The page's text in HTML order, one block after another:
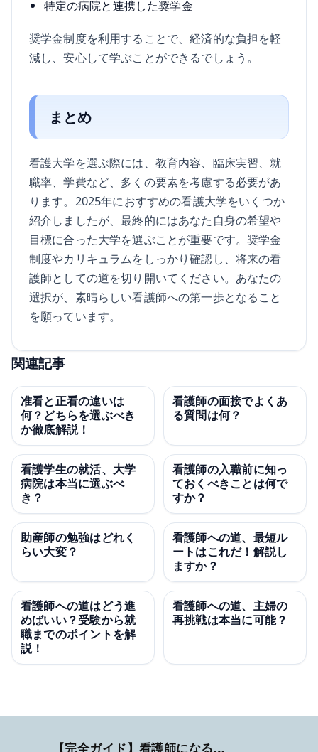
特定の病院と連携した奨学金
奨学金制度を利用することで、経済的な負担を軽
減し、安心して学ぶことができるでしょう。
まとめ
看護大学を選ぶ際には、教育内容、臨床実習、就
職率、学費など、多くの要素を考慮する必要があ
ります。2025年におすすめの看護大学をいくつか
紹介しましたが、最終的にはあなた自身の希望や
目標に合った大学を選ぶことが重要です。奨学金
制度やカリキュラムをしっかり確認し、将来の看
護師としての道を切り開いてください。あなたの
選択が、素晴らしい看護師への第一歩となること
を願っています。
関連記事
准看と正看の違いは
何？どちらを選ぶべき
か徹底解説！
看護師の面接でよくあ
る質問は何？
看護学生の就活、大学
病院は本当に選ぶべ
き？
看護師の入職前に知っ
ておくべきことは何で
すか？
助産師の勉強はどれく
らい大変？
看護師への道、最短ル
ートはこれだ！解説し
ますか？
看護師への道はどう進
めばいい？受験から就
職までのポイントを解
説！
看護師への道、主婦の
再挑戦は本当に可能？
【完全ガイド】看護師になるまでのステップ＆スケジュール